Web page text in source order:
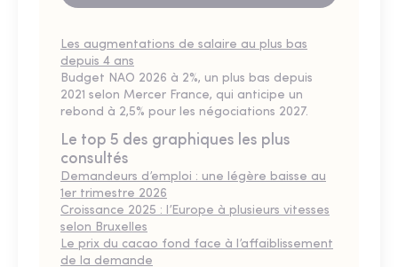
Les augmentations de salaire au plus bas
depuis 4 ans
Budget NAO 2026 à 2%, un plus bas depuis
2021 selon Mercer France, qui anticipe un
rebond à 2,5% pour les négociations 2027.
Le top 5 des graphiques les plus
consultés
Demandeurs d’emploi : une légère baisse au
1er trimestre 2026
Croissance 2025 : l’Europe à plusieurs vitesses
selon Bruxelles
Le prix du cacao fond face à l’affaiblissement
de la demande